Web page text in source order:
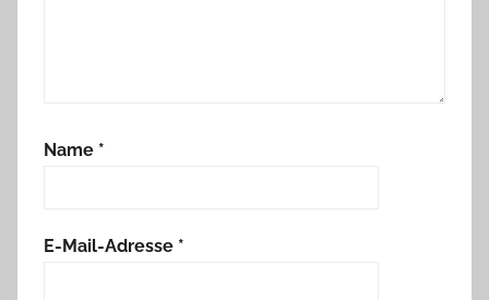
Name *
E-Mail-Adresse *